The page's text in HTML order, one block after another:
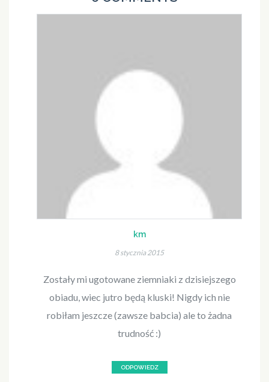
km
8 stycznia 2015
Zostały mi ugotowane ziemniaki z dzisiejszego
obiadu, wiec jutro będą kluski! Nigdy ich nie
robiłam jeszcze (zawsze babcia) ale to żadna
trudność :)
ODPOWIEDZ